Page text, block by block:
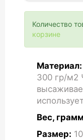
Количество
корзине
Материал:
300 гр/м2
Вес,
Размер: